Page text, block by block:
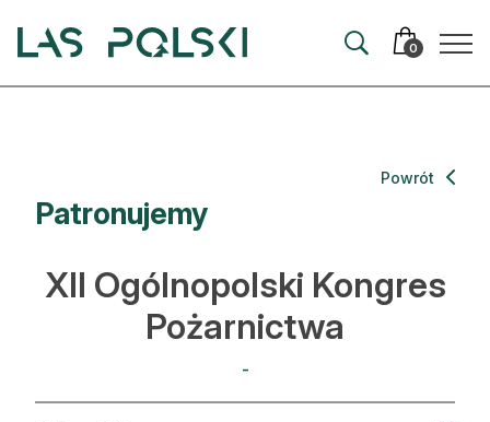
0
Artykuły
Hodowla lasu
Ochrona lasu
Nowe technologie
Patronujemy
Powrót
XII Ogólnopolski Kongres
Pożarnictwa
-